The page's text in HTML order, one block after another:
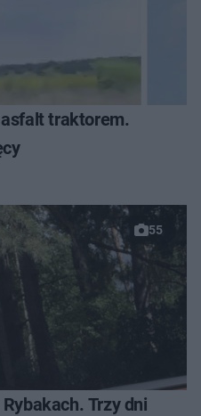
asfalt traktorem.
55
Trzy dni